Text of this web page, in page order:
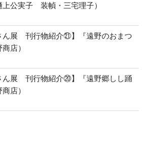
上公実子 装幀・三宅理子）
ん展 刊行物紹介㉑】『遠野のおまつ
店）
ん展 刊行物紹介⑳】『遠野郷しし踊
店）